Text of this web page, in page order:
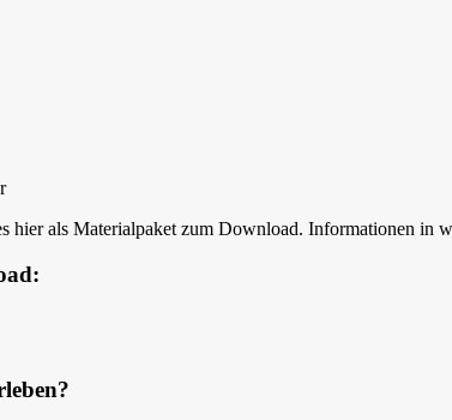
hier als Materialpaket zum Download. Informationen in